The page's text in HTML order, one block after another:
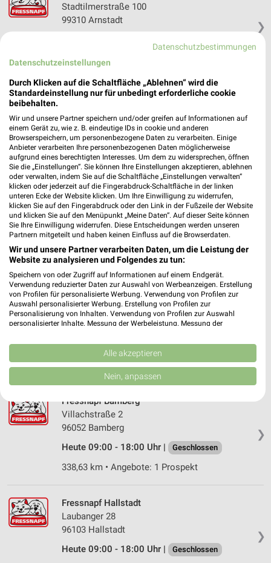
❯
Stadtilmerstraße 100
99310 Arnstadt
252,04 km • Angebote: 1 Prospekt
Fressnapf Meiningen
98617 Meiningen
Heute 09:00 - 18:00 Uhr | Geschlossen
300,67 km • Angebote: 1 Prospekt
Fressnapf Pößneck
Malmsgelänge 2
07381 Pößneck
Heute 09:00 - 16:00 Uhr |
Geschlossen
237,16 km • Angebote: 1 Prospekt
ZOO & Co. Arnstadt
Ichtershäuser Str. 51
99310 Arnstadt
Heute 09:00 - 16:00 Uhr | Geschlossen
251,08 km • Angebote: 1 Prospekt
❯
Fressnapf Bamberg
Villachstraße 2
96052 Bamberg
Heute 09:00 - 18:00 Uhr |
Geschlossen
338,63 km • Angebote: 1 Prospekt
❯
Fressnapf Hallstadt
Laubanger 28
96103 Hallstadt
Heute 09:00 - 18:00 Uhr |
Geschlossen
Datenschutzbestimmungen
Datenschutzeinstellungen
Durch Klicken auf die Schaltfläche „Ablehnen“ wird die
Standardeinstellung nur für unbedingt erforderliche cookie
beibehalten.
Wir und unsere Partner speichern und/oder greifen auf Informationen auf
einem Gerät zu, wie z. B. eindeutige IDs in cookie und anderen
Browserspeichern, um personenbezogene Daten zu verarbeiten. Einige
Anbieter verarbeiten Ihre personenbezogenen Daten möglicherweise
aufgrund eines berechtigten Interesses. Um dem zu widersprechen, öffnen
Sie die „Einstellungen“. Sie können Ihre Einstellungen akzeptieren, ablehnen
oder verwalten, indem Sie auf die Schaltfläche „Einstellungen verwalten“
klicken oder jederzeit auf die Fingerabdruck-Schaltfläche in der linken
unteren Ecke der Website klicken. Um Ihre Einwilligung zu widerrufen,
klicken Sie auf den Fingerabdruck oder den Link in der Fußzeile der Website
und klicken Sie auf den Menüpunkt „Meine Daten“. Auf dieser Seite können
Sie Ihre Einwilligung widerrufen. Diese Entscheidungen werden unseren
Partnern mitgeteilt und haben keinen Einfluss auf die Browserdaten.
Wir und unsere Partner verarbeiten Daten, um die Leistung der
Website zu analysieren und Folgendes zu tun:
Speichern von oder Zugriff auf Informationen auf einem Endgerät.
Verwendung reduzierter Daten zur Auswahl von Werbeanzeigen. Erstellung
von Profilen für personalisierte Werbung. Verwendung von Profilen zur
Auswahl personalisierter Werbung. Erstellung von Profilen zur
Personalisierung von Inhalten. Verwendung von Profilen zur Auswahl
personalisierter Inhalte. Messung der Werbeleistung. Messung der
Kombinationen von Daten aus verschiedenen Quellen. Entwicklung und
Verbesserung der Angebote. Verwendung reduzierter Daten zur Auswahl
von Inhalten.
Daten können außerhalb der Europäischen Union weitergegeben und in die
USA gesendet werden.
Website/App.
Partnerliste anzeigen (1 IAB-Anbieter)
IAB-Verarbeitungszwecke:
Speichern von oder Zugriff auf Informationen
Verwendung reduzierter Daten zur Auswahl von
Werbeanzeigen
Alle akzeptieren
Nein, anpassen